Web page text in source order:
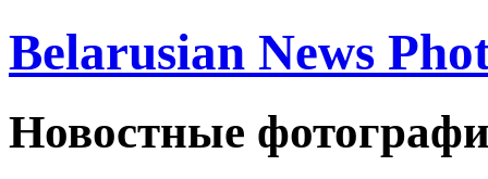
Belarusian News
Новостные